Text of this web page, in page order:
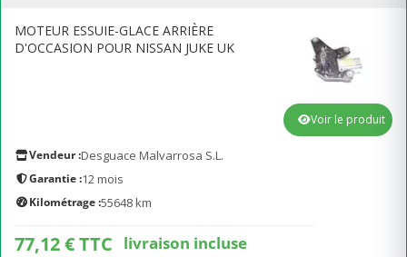
MOTEUR ESSUIE-GLACE ARRIÈRE
D'OCCASION POUR NISSAN JUKE UK
Vendeur :Desguace Malvarrosa S.L.
Garantie :12 mois
Kilométrage :55648 km
77,12 € TTC livraison incluse
Voir le produit